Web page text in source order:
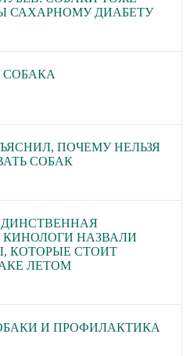
САХАРНОМУ ДИАБЕТУ
СОБАКА
ПОЧЕМУ НЕЛЬЗЯ
СОБАК
НАЗВАЛИ
КОТОРЫЕ СТОИТ
ЛЕТОМ
И ПРОФИЛАКТИКА